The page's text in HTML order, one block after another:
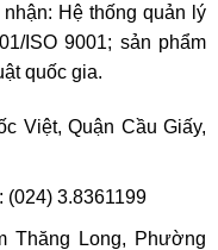
Hệ thống quản lý
ISO 9001; sản phẩm
quốc gia.
Việt, Quận Cầu Giấy,
(024) 3.8361199
Thăng Long, Phường